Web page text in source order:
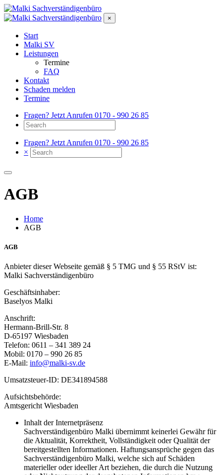
×
Start
Malki SV
Leistungen
Termine
FAQ
Kontakt
Schaden melden
Termine
Fragen? Jetzt Anrufen 0170 - 990 26 85
Fragen? Jetzt Anrufen 0170 - 990 26 85
×
AGB
Home
AGB
AGB
Anbieter dieser Webseite gemäß § 5 TMG und § 55 RStV ist:
Malki Sachverständigenbüro
Geschäftsinhaber:
Baselyos Malki
Anschrift:
Hermann-Brill-Str. 8
D-65197 Wiesbaden
Telefon: 0611 – 341 389 24
Mobil: 0170 – 990 26 85
E-Mail: info@malki-sv.de
Umsatzsteuer-ID: DE341894588
Aufsichtsbehörde:
Amtsgericht Wiesbaden
Inhalt der Internetpräsenz
Sachverständigenbüro Malki übernimmt keinerlei Gewähr für
die Aktualität, Korrektheit, Vollständigkeit oder Qualität der
bereitgestellten Informationen. Haftungsansprüche gegen das
Sachverständigenbüro Malki, welche sich auf Schäden
materieller oder ideeller Art beziehen, die durch die Nutzung